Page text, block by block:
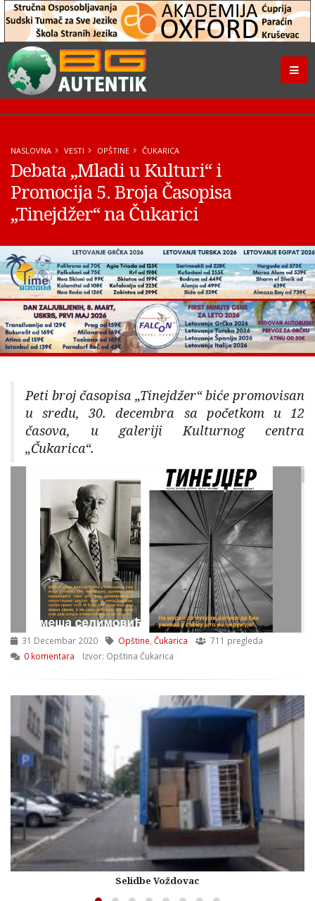
NASLOVNA VESTI OPŠTINE ČUKARICA
Debata „Mladi u Kulturi“ i
Promocija 5. Broja Časopisa
„Tinejdžer“ na Čukarici
Peti broj časopisa „Tinejdžer“ biće promovisan
u sredu, 30. decembra sa početkom u 12
časova, u galeriji Kulturnog centra
„Čukarica“.
31 Decembar 2020 Opštine Čukarica
711 pregleda
0 komentara
Izvor: Opština Čukarica
Selidbe Voždovac